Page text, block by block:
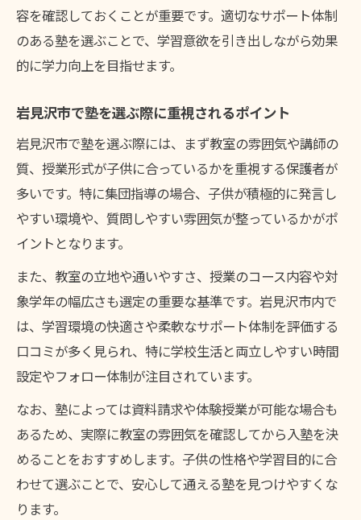
組み
集団指導ならではの学校生活サポート
塾の集団指導が学校生活の悩みに寄り添う
集団指導塾が子供の学校生活を支えるサポ
ート例
塾が学校との両立を後押しする集団指導の
工夫
集団指導で得られる塾の仲間との助け合い
学校生活と塾の集団指導がつながるメリッ
ト
岩見沢エリアで塾の集団指導を体験しよう
塾の集団指導を体験できる無料見学の活用
法
集団指導塾の授業雰囲気を実際に体感する
方法
塾の集団指導で学ぶ子供たちのリアルな声
体験授業で分かる塾の集団指導の効果とは
塾の集団指導が初めての方への体験ポイン
容を確認しておくことが重要です。適切なサポート体制
のある塾を選ぶことで、学習意欲を引き出しながら効果
的に学力向上を目指せます。
岩見沢市で塾を選ぶ際に重視されるポイント
岩見沢市で塾を選ぶ際には、まず教室の雰囲気や講師の
質、授業形式が子供に合っているかを重視する保護者が
多いです。特に集団指導の場合、子供が積極的に発言し
やすい環境や、質問しやすい雰囲気が整っているかがポ
イントとなります。
また、教室の立地や通いやすさ、授業のコース内容や対
象学年の幅広さも選定の重要な基準です。岩見沢市内で
は、学習環境の快適さや柔軟なサポート体制を評価する
口コミが多く見られ、特に学校生活と両立しやすい時間
設定やフォロー体制が注目されています。
なお、塾によっては資料請求や体験授業が可能な場合も
あるため、実際に教室の雰囲気を確認してから入塾を決
めることをおすすめします。子供の性格や学習目的に合
わせて選ぶことで、安心して通える塾を見つけやすくな
ります。